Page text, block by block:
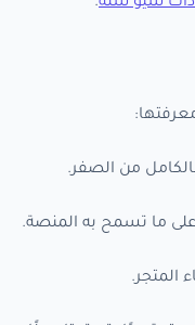
سيو سلة.
من الصفر.
ما تسمح به المنصة.
المتجر.